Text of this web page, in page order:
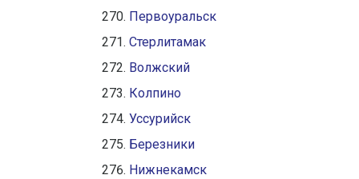
Первоуральск
Стерлитамак
Волжский
Колпино
Уссурийск
Березники
Нижнекамск